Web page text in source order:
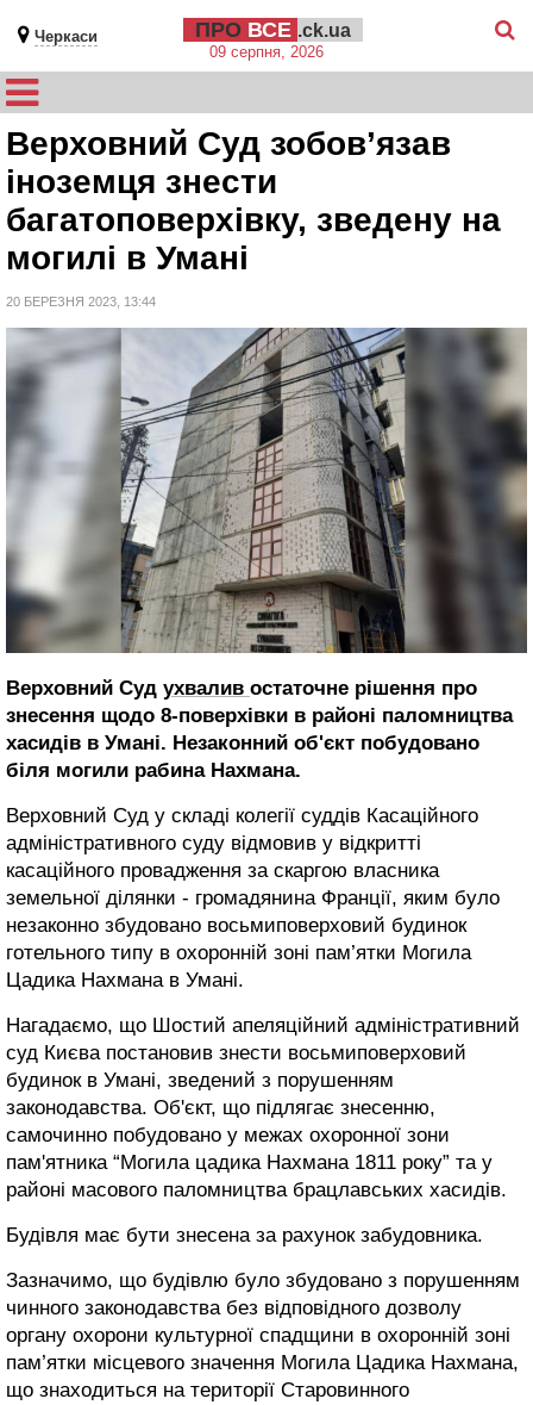
Черкаси ПРО ВСЕ .ck.ua
09 серпня, 2026
Верховний Суд зобов’язав
іноземця знести
багатоповерхівку, зведену на
могилі в Умані
20 БЕРЕЗНЯ 2023, 13:44
Верховний Суд ухвалив остаточне рішення про
знесення щодо 8-поверхівки в районі паломництва
хасидів в Умані. Незаконний об'єкт побудовано
біля могили рабина Нахмана.
Верховний Суд у складі колегії суддів Касаційного
адміністративного суду відмовив у відкритті
касаційного провадження за скаргою власника
земельної ділянки - громадянина Франції, яким було
незаконно збудовано восьмиповерховий будинок
готельного типу в охоронній зоні пам’ятки Могила
Цадика Нахмана в Умані.
Нагадаємо, що Шостий апеляційний адміністративний
суд Києва постановив знести восьмиповерховий
будинок в Умані, зведений з порушенням
законодавства. Об'єкт, що підлягає знесенню,
самочинно побудовано у межах охоронної зони
пам'ятника “Могила цадика Нахмана 1811 року” та у
районі масового паломництва брацлавських хасидів.
Будівля має бути знесена за рахунок забудовника.
Зазначимо, що будівлю було збудовано з порушенням
чинного законодавства без відповідного дозволу
органу охорони культурної спадщини в охоронній зоні
пам’ятки місцевого значення Могила Цадика Нахмана,
що знаходиться на території Старовинного